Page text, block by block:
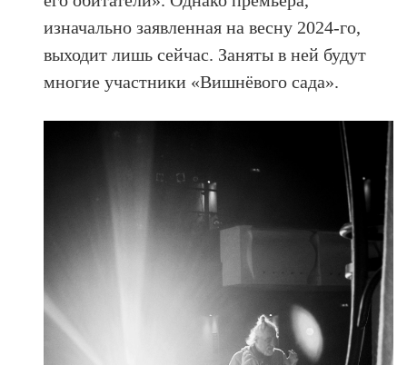
изначально заявленная на весну 2024-го,
выходит лишь сейчас. Заняты в ней будут
многие участники «Вишнёвого сада».